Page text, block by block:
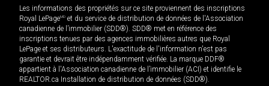
Les informations des propriétés sur ce site proviennent des inscriptions
Royal LePageMD et du service de distribution de données de l'Association
canadienne de l’immobilier (SDD®). SDD® met en référence des
inscriptions tenues par des agences immobilières autres que Royal
LePage et ses distributeurs. L'exactitude de l'information n'est pas
garantie et devrait être indépendamment vérifiée. La marque DDF®
appartient à l'Association canadienne de l’immobilier (ACI) et identifie le
REALTOR.ca Installation de distribution de données (SDD®).